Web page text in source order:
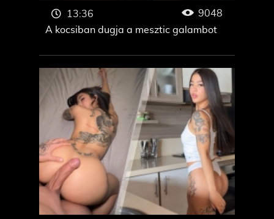
A kocsiban dugja a mesztic galambot
13:36 9048